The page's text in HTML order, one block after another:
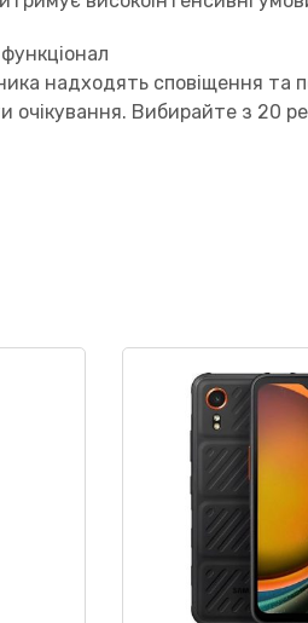
надходять сповіщення та
очікування. Вибирайте з 20